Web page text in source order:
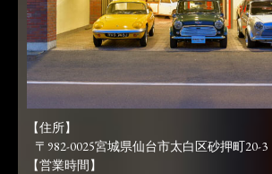
【住所】
〒982-0025宮城県仙台市太白区砂押町20-3
【営業時間】